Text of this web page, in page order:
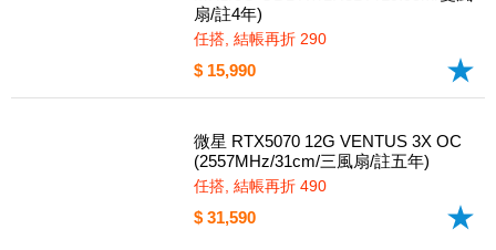
任搭, 結帳再折 2000
$ 15,990
技嘉 N5060WF2MAX OC-8GD RTX5
MHz/8G GDDR7/1H3DP/19.9cm/雙風
扇/註4年)
任搭, 結帳再折 290
$ 15,990